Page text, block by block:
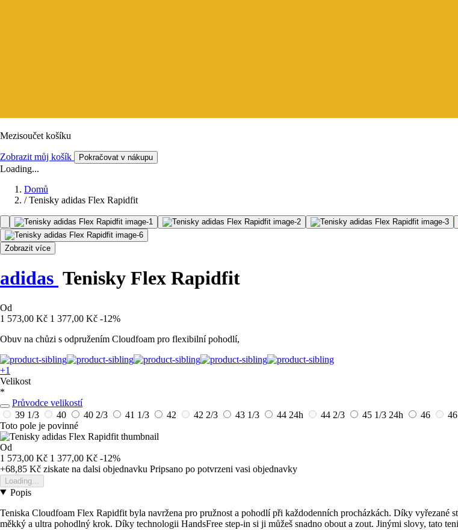
Mezisoučet košíku
Zobrazit můj košík Pokračovat v nákupu
Loading...
Domů
/ Tenisky adidas Flex Rapidfit
Zobrazit více
adidas Tenisky Flex Rapidfit
Od
1 573,00 Kč 1 377,00 Kč -12%
Obuv na chůzi s odpružením Cloudfoam pro flexibilní pohodlí,
+1
Velikost
*
Průvodce velikostí
39 1/3
40 40 2/3 41 1/3 42 42 2/3 43 1/3 44 24h 44 2/3 45 1/3 24h 46
Toto pole je povinné
Od
1 573,00 Kč 1 377,00 Kč -12%
+68,85 Kč ziskate na dalsi objednavku Pripsano po potvrzeni vasi objednavky
Loading...
Popis
Teniska Cloudfoam Flex Rapidfit byla navržena pro pružnost a pohodlí při každodenních procházkách. Díky
měkký a ultra pohodlný krok. Díky technologii HandsFree step-in si ji můžeš snadno obout a zout. Jinými slovy, tato